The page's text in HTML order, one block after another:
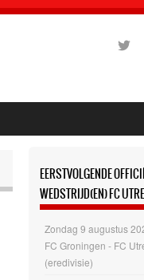
EERSTVOLGENDE
WEDSTRIJD(EN) FC
Zondag 9 augustus
FC Groningen - FC
(eredivisie)